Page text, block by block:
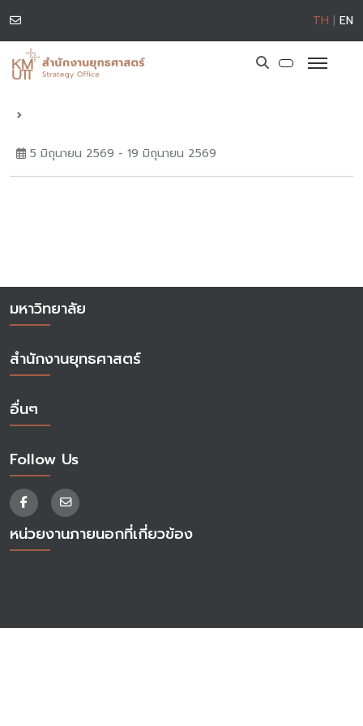
TH | EN
5 มิถุนายน 2569 - 19 มิถุนายน 2569
มหาวิทยาลัย
สำนักงานยุทธศาสตร์
อื่นๆ
Follow Us
หน่วยงานภายนอกที่เกี่ยวข้อง